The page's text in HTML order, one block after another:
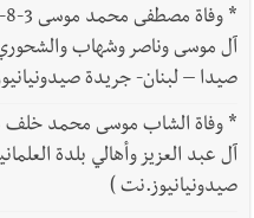
*
آل موسى وناصر وشهاب
صيدا – لبنان- جريدة
*
آل عبد العزيز وأهالي بلدة
صيدونيانيوز.نت )